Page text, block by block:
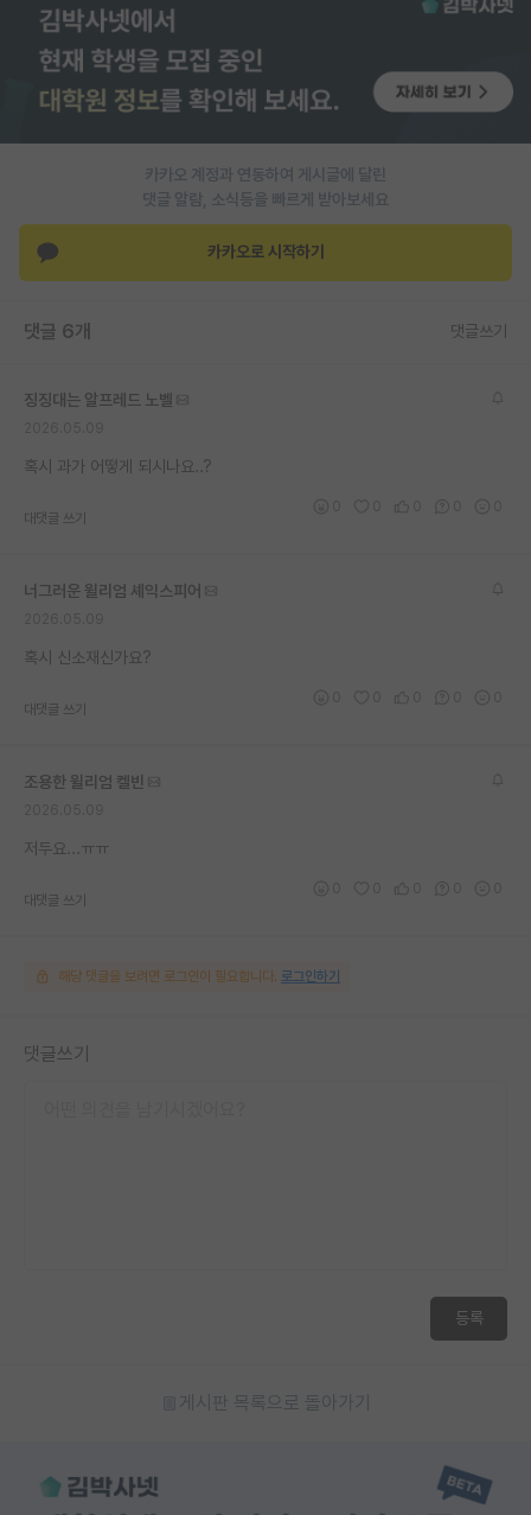
취업 게시판
임용 후기 게시판
인문사회 계열 게시판
특수/전문대학원 게시판
반도체/AI 게시판
장학금/장학생 게시판
커리어
유학교육
재팬라운지 🌸
카카오 계정과 연동하여 게시글에 달린
댓글 알람, 소식등을 빠르게 받아보세요
카카오로 시작하기
댓글 6개 댓글쓰기
징징대는 알프레드 노벨
혹시 과가 어떻게 되시나요..?
대댓글 쓰기
너그러운 윌리엄 셰익스피어
혹시 신소재신가요?
대댓글 쓰기
조용한 윌리엄 켈빈
저두요...ㅠㅠ
대댓글 쓰기
해당 댓글을 보려면 로그인이 필요합니다. 로그인하기
댓글쓰기
등록
게시판 목록으로 돌아가기